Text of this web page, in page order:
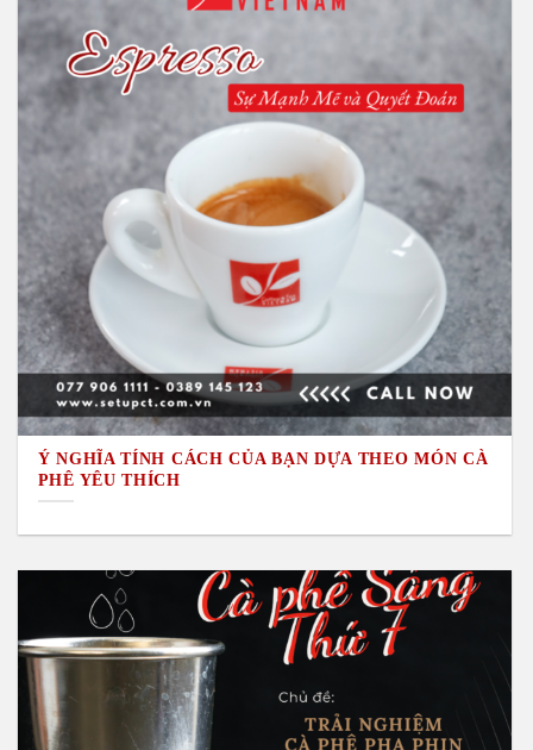
Ý NGHĨA TÍNH CÁCH CỦA BẠN DỰA THEO MÓN CÀ
PHÊ YÊU THÍCH